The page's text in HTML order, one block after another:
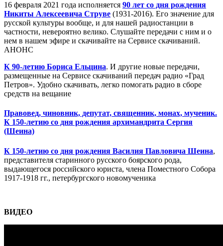
16 февраля 2021 года исполняется 90 лет со дня рождения
Никиты Алексеевича Струве (1931-2016). Его значение для
русской культуры вообще, и для нашей радиостанции в
частности, невероятно велико. Слушайте передачи с ним и о
нем в нашем эфире и скачивайте на Сервисе скачиваний.
АНОНС
К 90-летию Бориса Ельцина. И другие новые передачи,
размещенные на Сервисе скачиваний передач радио «Град
Петров». Удобно скачивать, легко помогать радио в сборе
средств на вещание
Правовед, чиновник, депутат, священник, монах, мученик.
К 150-летию со дня рождения архимандрита Сергия
(Шеина)
К 150-летию со дня рождения Василия Павловича Шеина,
представителя старинного русского боярского рода,
выдающегося российского юриста, члена Поместного Собора
1917-1918 гг., петербургского новомученика
ВИДЕО